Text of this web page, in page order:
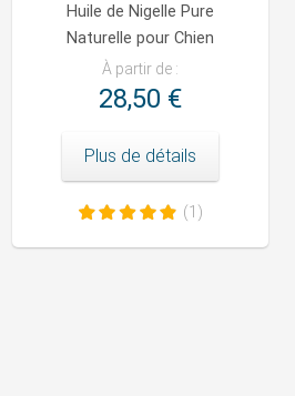
Huile de Nigelle Pure
Naturelle pour Chien
À partir de :
28,50 €
Plus de détails
(1)